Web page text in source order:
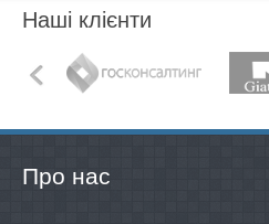
Наші клієнти
Про нас